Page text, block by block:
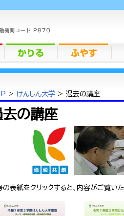
> けんしん大学 > 過去の講座
去の講座
の表紙をクリックすると、内容がご覧いた